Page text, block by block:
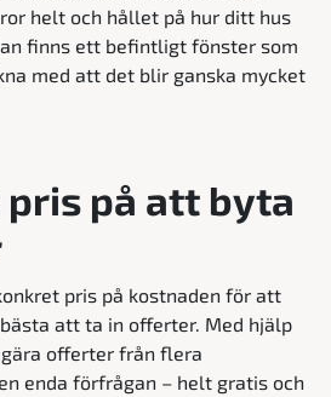
helt och hållet på hur ditt hus
finns ett befintligt fönster som
med att det blir ganska mycket
pris på att byta
pris på kostnaden för att
att ta in offerter. Med hjälp
offerter från flera
enda förfrågan – helt gratis och